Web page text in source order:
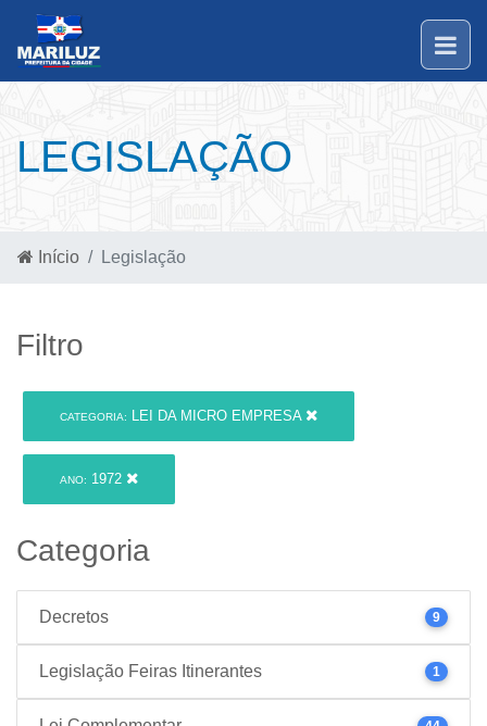
LEGISLAÇÃO
Início Legislação
Filtro
CATEGORIA: LEI DA MICRO EMPRESA
ANO: 1972
Categoria
Decretos 9
Legislação Feiras Itinerantes 1